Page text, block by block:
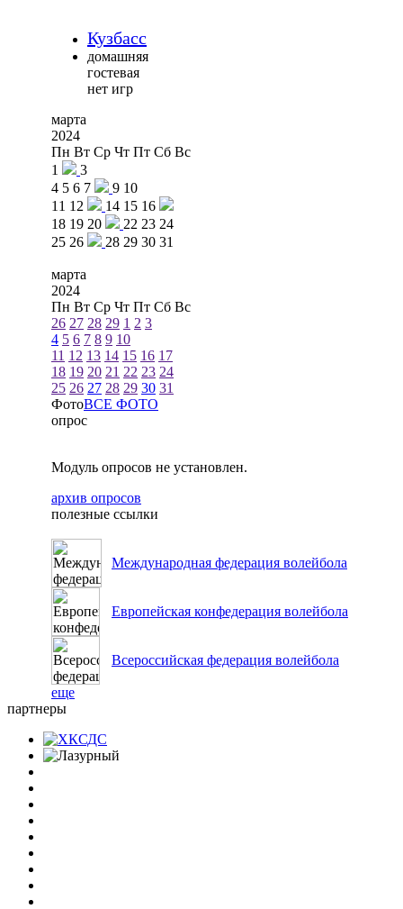
Кузбасс
домашняя
гостевая
нет игр
марта
2024
Пн Вт Ср Чт Пт Сб Вс
1
3
4 5 6 7 9 10
11 12 14 15 16
18 19 20 22 23 24
25 26 28 29 30 31
марта
2024
Пн Вт Ср Чт Пт Сб Вс
26 27 28 29 1 2 3
4 5 6 7 8 9 10
11 12 13 14 15 16 17
18 19 20 21 22 23 24
25 26 27 28 29 30 31
ФотоВСЕ ФОТО
опрос
Модуль опросов не установлен.
архив опросов
полезные ссылки
Международная федерация волейбола
Европейская конфедерация волейбола
Всероссийская федерация волейбола
еще
партнеры